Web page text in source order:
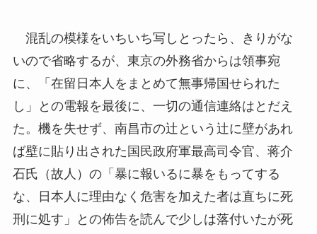
混乱の模様をいちいち写しとったら、きりがな
いので省略するが、東京の外務省からは領事宛
に、「在留日本人をまとめて無事帰国せられた
し」との電報を最後に、一切の通信連絡はとだえ
た。機を失せず、南昌市の辻という辻に壁があれ
ば壁に貼り出された国民政府軍最高司令官、蒋介
石氏（故人）の「暴に報いるに暴をもってする
な、日本人に理由なく危害を加えた者は直ちに死
刑に処す」との佈告を読んで少しは落付いたが死